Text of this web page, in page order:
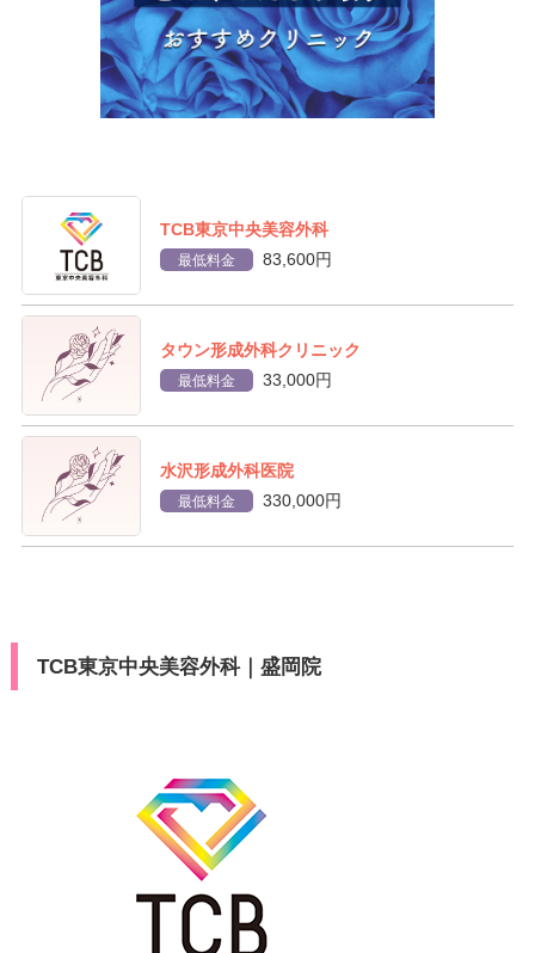
TCB東京中央美容外科
最低料金 83,600円
タウン形成外科クリニック
最低料金 33,000円
水沢形成外科医院
最低料金 330,000円
TCB東京中央美容外科｜盛岡院